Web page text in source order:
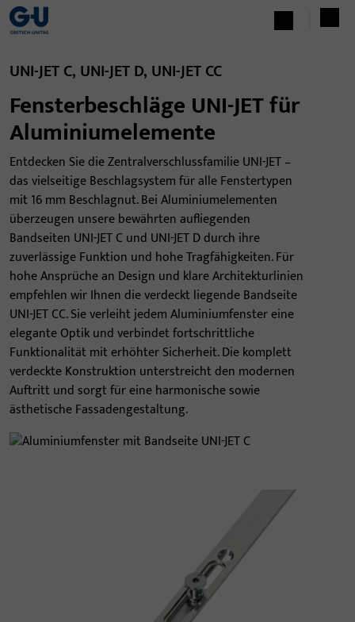
UNI-JET C, UNI-JET D, UNI-JET CC
Fensterbeschläge UNI-JET für
Aluminiumelemente
Entdecken Sie die Zentralverschlussfamilie UNI-JET –
das vielseitige Beschlagsystem für alle Fenstertypen
mit 16 mm Beschlagnut. Bei Aluminiumelementen
überzeugen unsere bewährten aufliegenden
Bandseiten UNI-JET C und UNI-JET D durch ihre
zuverlässige Funktion und hohe Tragfähigkeiten. Für
hohe Ansprüche an Design und klare Architekturlinien
empfehlen wir Ihnen die verdeckt liegende Bandseite
UNI-JET CC. Sie verleiht jedem Aluminiumfenster eine
elegante Optik und verbindet fortschrittliche
Funktionalität mit erhöhter Sicherheit. Die komplett
verdeckte Konstruktion unterstreicht den modernen
Auftritt und sorgt für eine harmonische sowie
ästhetische Fassadengestaltung.